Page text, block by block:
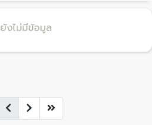
ยังไม่มีข้อมูล